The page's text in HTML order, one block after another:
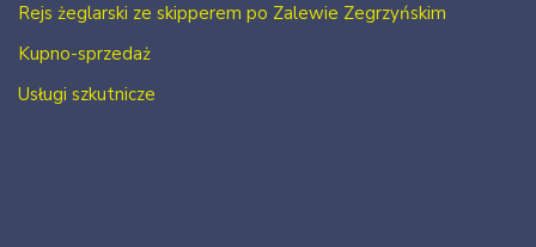
Rejs żeglarski ze skipperem po Zalewie Zegrzyńskim
Kupno-sprzedaż
Usługi szkutnicze